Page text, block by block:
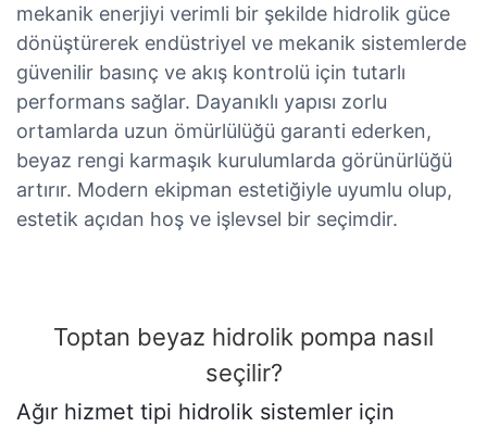
mekanik enerjiyi verimli bir şekilde hidrolik güce
dönüştürerek endüstriyel ve mekanik sistemlerde
güvenilir basınç ve akış kontrolü için tutarlı
performans sağlar. Dayanıklı yapısı zorlu
ortamlarda uzun ömürlülüğü garanti ederken,
beyaz rengi karmaşık kurulumlarda görünürlüğü
artırır. Modern ekipman estetiğiyle uyumlu olup,
estetik açıdan hoş ve işlevsel bir seçimdir.
Toptan beyaz hidrolik pompa nasıl
seçilir?
Ağır hizmet tipi hidrolik sistemler için